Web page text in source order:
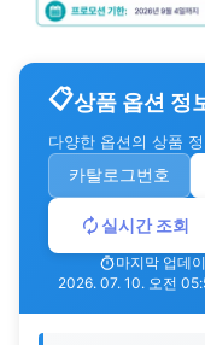
상품 옵션 정
다양한 옵션의 상품
카탈로그번호
실시간 조회
마지막 업데
2026. 07. 10. 오전